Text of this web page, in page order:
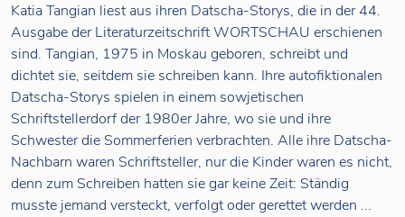
Katia Tangian liest aus ihren Datscha-Storys, die in der 44.
Ausgabe der Literaturzeitschrift WORTSCHAU erschienen
sind. Tangian, 1975 in Moskau geboren, schreibt und
dichtet sie, seitdem sie schreiben kann. Ihre autofiktionalen
Datscha-Storys spielen in einem sowjetischen
Schriftstellerdorf der 1980er Jahre, wo sie und ihre
Schwester die Sommerferien verbrachten. Alle ihre Datscha-
Nachbarn waren Schriftsteller, nur die Kinder waren es nicht,
denn zum Schreiben hatten sie gar keine Zeit: Ständig
musste jemand versteckt, verfolgt oder gerettet werden ...